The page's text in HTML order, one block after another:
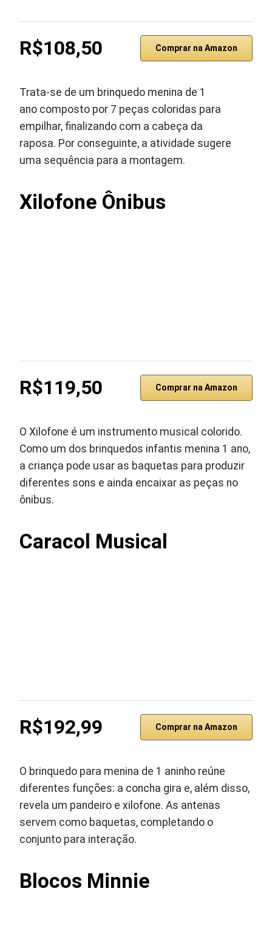
R$108,50 Comprar na Amazon
Trata-se de um brinquedo menina de 1
ano composto por 7 peças coloridas para
empilhar, finalizando com a cabeça da
raposa. Por conseguinte, a atividade sugere
uma sequência para a montagem.
Xilofone Ônibus
R$119,50 Comprar na Amazon
O Xilofone é um instrumento musical colorido.
Como um dos brinquedos infantis menina 1 ano,
a criança pode usar as baquetas para produzir
diferentes sons e ainda encaixar as peças no
ônibus.
Caracol Musical
R$192,99 Comprar na Amazon
O brinquedo para menina de 1 aninho reúne
diferentes funções: a concha gira e, além disso,
revela um pandeiro e xilofone. As antenas
servem como baquetas, completando o
conjunto para interação.
Blocos Minnie